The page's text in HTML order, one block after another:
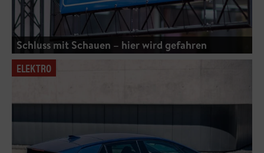
Schluss mit Schauen – hier wird gefahren
ELEKTRO